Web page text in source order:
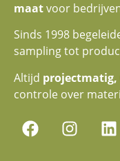
maatvoor
Sinds 1998
sampling tot
Altijd projectmatig,
controle over